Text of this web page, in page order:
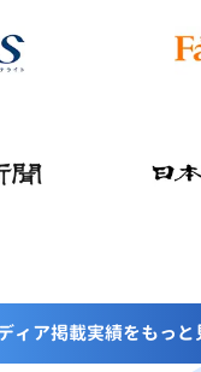
ィア掲載実績をもっと